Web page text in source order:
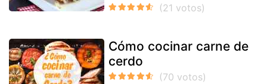
Cómo cocinar carne de
cerdo